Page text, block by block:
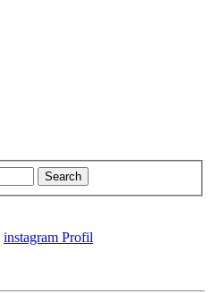
Search
instagram Profil